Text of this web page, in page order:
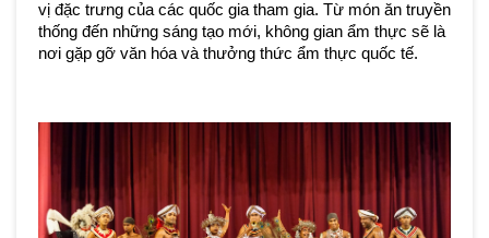
vị đặc trưng của các quốc gia tham gia. Từ món ăn truyền
thống đến những sáng tạo mới, không gian ẩm thực sẽ là
nơi gặp gỡ văn hóa và thưởng thức ẩm thực quốc tế.